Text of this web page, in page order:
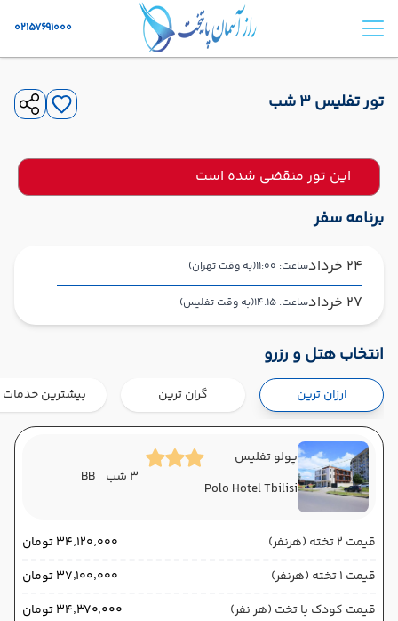
02157691000
تور تفلیس ۳ شب
این تور منقضی شده است
برنامه سفر
24 خرداد ساعت: 11:00 (به وقت تهران)
27 خرداد ساعت: 14:15 (به وقت تفلیس)
شروع سفر تهران ,
فرودگاه بین‌المللی امام خمینی IKA
تفلیس , فرودگاه بین‌المللی تفلیس TBS
نوع سفر :هوایی (Economy) وارش
ساعت حرکت :11:00
پایان سفر تفلیس , فرودگاه بین‌المللی تفلیس TBS
ساعت حرکت : 14:15
02:00
انتخاب هتل و رزرو
ارزان ترین گران ترین بیشترین خدمات
پولو تفلیس
Polo Hotel Tbilisi
3 شب BB
قیمت 2 تخته (هرنفر)
۳۴٬۱۲۰٬۰۰۰ تومان
قیمت 1 تخته (هرنفر)
۳۷٬۱۰۰٬۰۰۰ تومان
قیمت کودک با تخت (هر نفر)
۳۴٬۳۷۰٬۰۰۰ تومان